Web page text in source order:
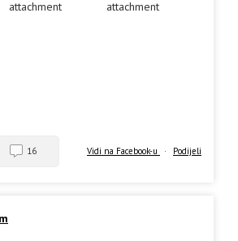
Vidi na Facebook-u · Podijeli
16